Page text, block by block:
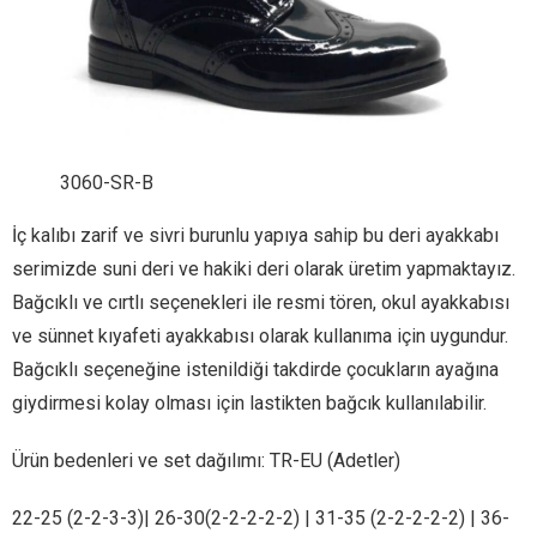
3060-SR-B
İç kalıbı zarif ve sivri burunlu yapıya sahip bu deri ayakkabı
serimizde suni deri ve hakiki deri olarak üretim yapmaktayız.
Bağcıklı ve cırtlı seçenekleri ile resmi tören, okul ayakkabısı
ve sünnet kıyafeti ayakkabısı olarak kullanıma için uygundur.
Bağcıklı seçeneğine istenildiği takdirde çocukların ayağına
giydirmesi kolay olması için lastikten bağcık kullanılabilir.
Ürün bedenleri ve set dağılımı: TR-EU (Adetler)
22-25 (2-2-3-3)| 26-30(2-2-2-2-2) | 31-35 (2-2-2-2-2) | 36-